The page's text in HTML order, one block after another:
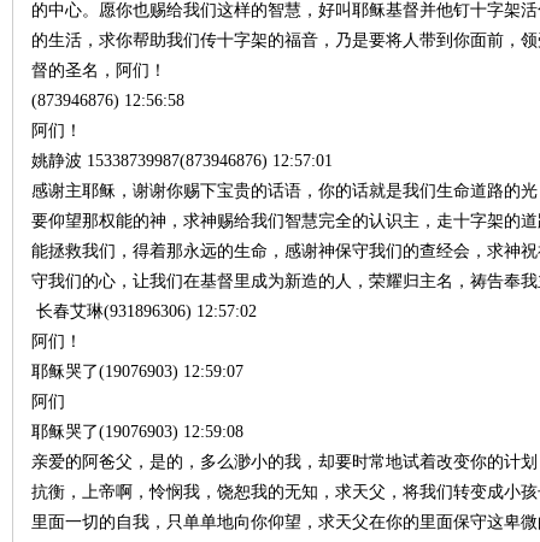
的中心。愿你也赐给我们这样的智慧，好叫耶稣基督并他钉十字架
的生活，求你帮助我们传十字架的福音，乃是要将人带到你面前，
督的圣名，阿们！
(873946876) 12:56:58
阿们！
姚静波 15338739987(873946876) 12:57:01
感谢主耶稣，谢谢你赐下宝贵的话语，你的话就是我们生命道路的
要仰望那权能的神，求神赐给我们智慧完全的认识主，走十字架的
能拯救我们，得着那永远的生命，感谢神保守我们的查经会，求神
守我们的心，让我们在基督里成为新造的人，荣耀归主名，祷告奉
长春艾琳(931896306) 12:57:02
阿们！
耶稣哭了(19076903) 12:59:07
阿们
耶稣哭了(19076903) 12:59:08
亲爱的阿爸父，是的，多么渺小的我，却要时常地试着改变你的计
抗衡，上帝啊，怜悯我，饶恕我的无知，求天父，将我们转变成小
里面一切的自我，只单单地向你仰望，求天父在你的里面保守这卑